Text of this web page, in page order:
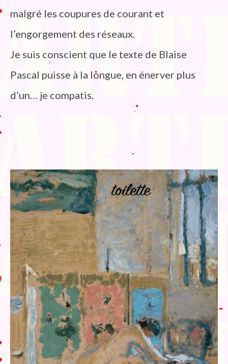
malgré les coupures de courant et
l’engorgement des réseaux.
Je suis conscient que le texte de Blaise
Pascal puisse à la longue, en énerver plus
d’un… je compatis.